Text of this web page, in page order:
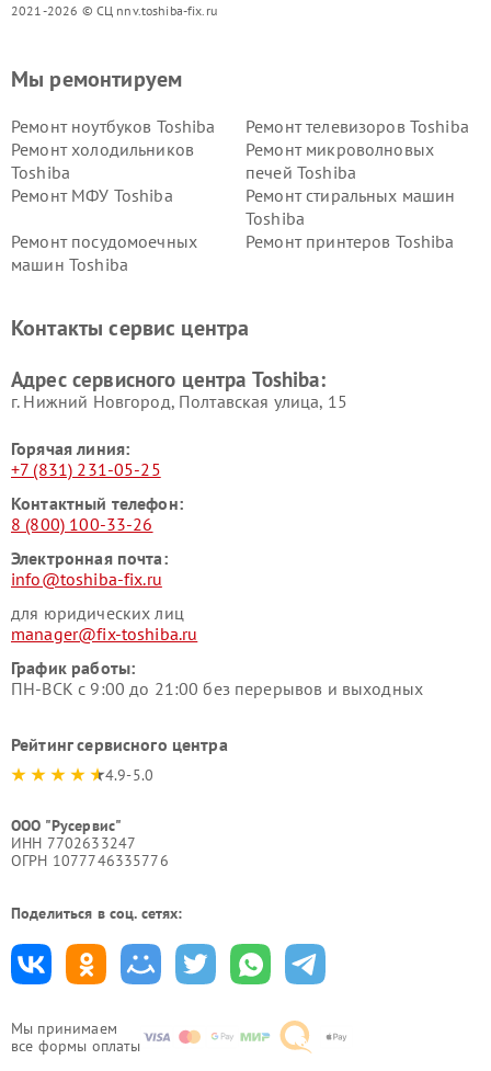
2021-2026 © СЦ nnv.toshiba-fix.ru
Мы принимаем
все формы оплаты
Мы ремонтируем
Ремонт ноутбуков Toshiba
Ремонт телевизоров Toshiba
Ремонт холодильников
Toshiba
Ремонт микроволновых
печей Toshiba
Ремонт МФУ Toshiba
Ремонт стиральных машин
Toshiba
Ремонт посудомоечных
машин Toshiba
Ремонт принтеров Toshiba
Контакты сервис центра
Адрес сервисного центра Toshiba:
г. Нижний Новгород, Полтавская улица, 15
Горячая линия:
+7 (831) 231-05-25
Контактный телефон:
8 (800) 100-33-26
Электронная почта:
info@toshiba-fix.ru
для юридических лиц
manager@fix-toshiba.ru
График работы:
ПН-ВСК с 9:00 до 21:00 без перерывов и выходных
Рейтинг сервисного центра
4.9-5.0
ООО "Русервис"
ИНН 7702633247
ОГРН 1077746335776
Поделиться в соц. сетях: